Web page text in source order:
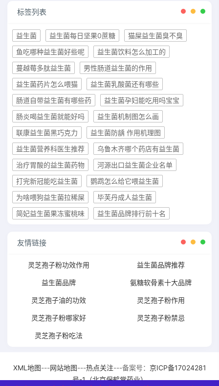
标签列表
益生菌 益生菌每日坚果0蔗糖
猫屎益生菌臭不臭
鱼吃哪种益生菌好些呢
益生菌饮料怎么加工的
蔓越莓多肽益生菌
男性肠道益生菌的作用
益生菌药片怎么喂猫
益生菌乳酸菌还有哪些
肠道自带益生菌有哪些药
益生菌孕妇能吃用吗宝宝
肠炎喝益生菌就能好吗
益生菌机制图怎么画
联康益生菌黑巧克力
益生菌防龋 作用机理图
益生菌营养科医生推荐
乌鲁木齐哪个药店有益生菌
治疗胃酸的益生菌药物
河源出口益生菌企业名单
打完新冠能吃益生菌
鹦鹉怎么给它喂益生菌
为啥喂狗益生菌拉稀屎
毕芙丹成人益生菌
简妃益生菌果冻蜜桃味
益生菌品牌排行前十名
友情链接
灵芝孢子粉功效作用 益生菌品牌推荐
益生菌品牌 氨糖软骨素十大品牌
灵芝孢子油的功效 灵芝孢子粉作用
灵芝孢子粉哪家好 灵芝孢子粉禁忌
灵芝孢子粉吃法
XML地图---网站地图---热点关注---备案号： 京ICP备17024281
号-1（北京保鹤堂药业）